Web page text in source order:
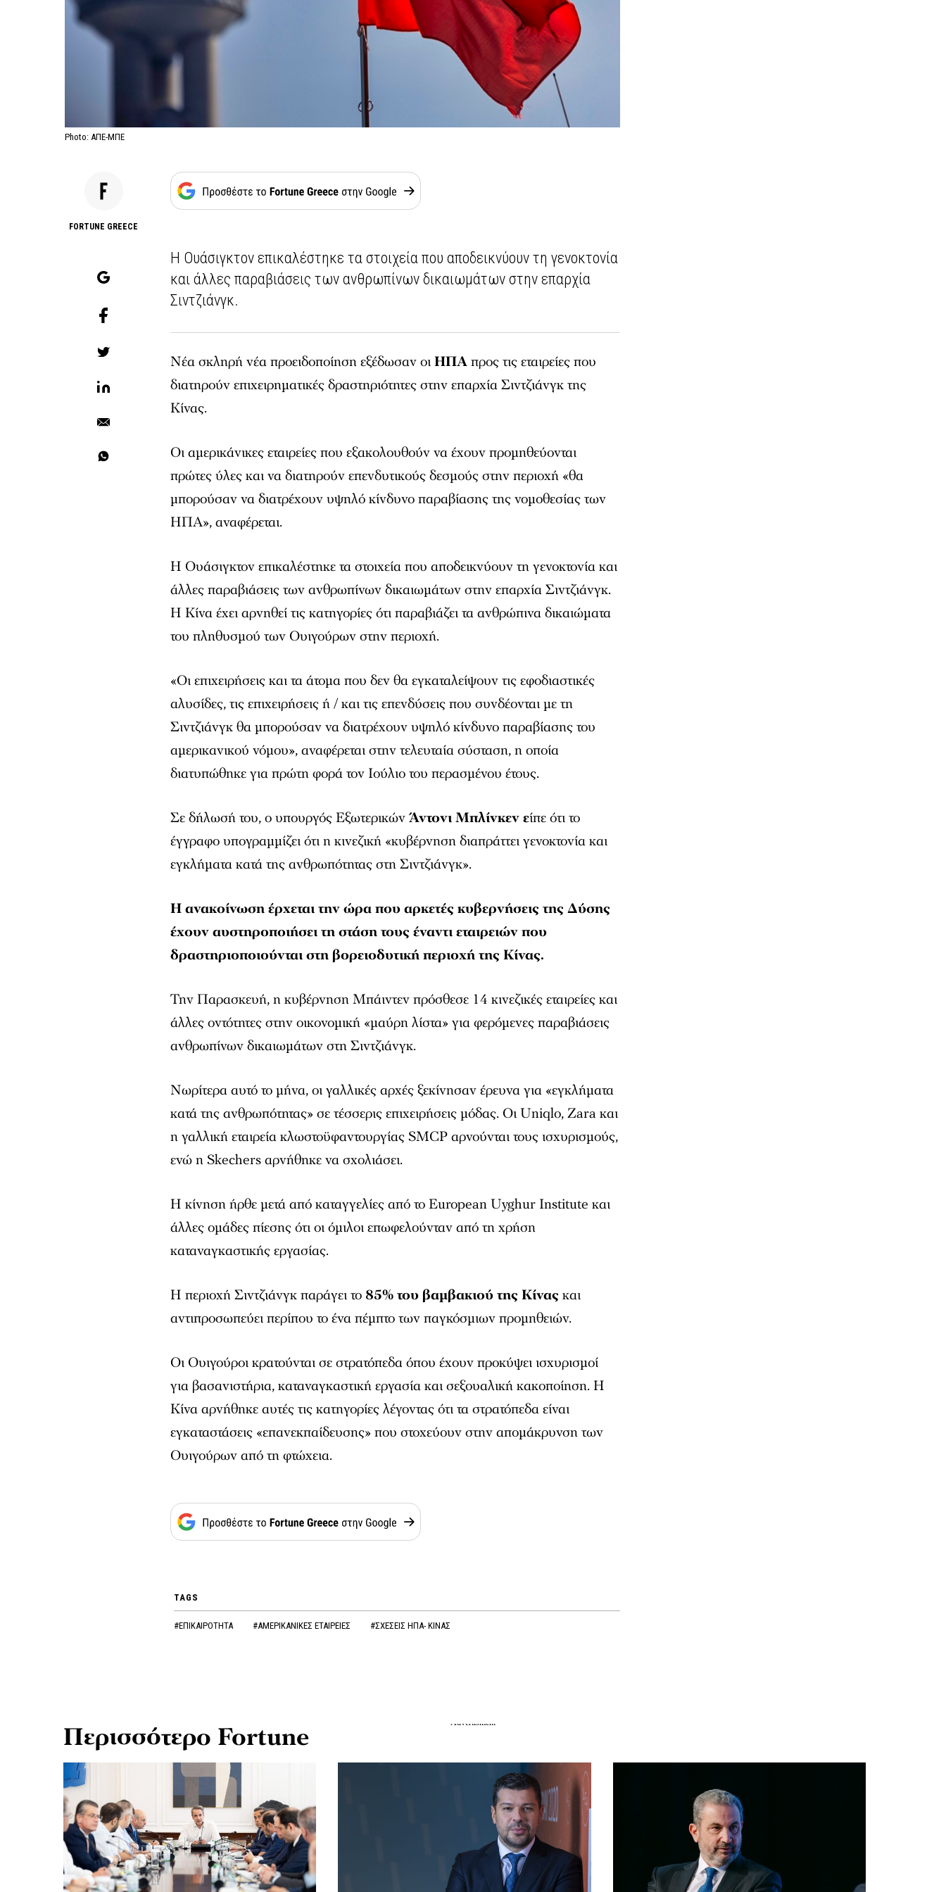
Photo: ΑΠΕ-ΜΠΕ
FORTUNE GREECE
Η Ουάσιγκτον επικαλέστηκε τα στοιχεία που αποδεικνύουν τη γενοκτονία
και άλλες παραβιάσεις των ανθρωπίνων δικαιωμάτων στην επαρχία
Σιντζιάνγκ.
Νέα σκληρή νέα προειδοποίηση εξέδωσαν οιΗΠΑπρος τις εταιρείες που
διατηρούν επιχειρηματικές δραστηριότητες στην επαρχία Σιντζιάνγκ της
Κίνας.
Οι αμερικάνικες εταιρείες που εξακολουθούν να έχουν προμηθεύονται
πρώτες ύλες και να διατηρούν επενδυτικούς δεσμούς στην περιοχή «θα
μπορούσαν να διατρέχουν υψηλό κίνδυνο παραβίασης της νομοθεσίας των
ΗΠΑ», αναφέρεται.
Η Ουάσιγκτον επικαλέστηκε τα στοιχεία που αποδεικνύουν τη γενοκτονία και
άλλες παραβιάσεις των ανθρωπίνων δικαιωμάτων στην επαρχία Σιντζιάνγκ.
Η Κίνα έχει αρνηθεί τις κατηγορίες ότι παραβιάζει τα ανθρώπινα δικαιώματα
του πληθυσμού των Ουιγούρων στην περιοχή.
«Οι επιχειρήσεις και τα άτομα που δεν θα εγκαταλείψουν τις εφοδιαστικές
αλυσίδες, τις επιχειρήσεις ή / και τις επενδύσεις που συνδέονται με τη
Σιντζιάνγκ θα μπορούσαν να διατρέχουν υψηλό κίνδυνο παραβίασης του
αμερικανικού νόμου», αναφέρεται στην τελευταία σύσταση, η οποία
διατυπώθηκε για πρώτη φορά τον Ιούλιο του περασμένου έτους.
Σε δήλωσή του, ο υπουργός ΕξωτερικώνΆντονι Μπλίνκεν είπε ότι το
έγγραφο υπογραμμίζει ότι η κινεζική «κυβέρνηση διαπράττει γενοκτονία και
εγκλήματα κατά της ανθρωπότητας στη Σιντζιάνγκ».
Η ανακοίνωση έρχεται την ώρα που αρκετές κυβερνήσεις της Δύσης
έχουν αυστηροποιήσει τη στάση τους έναντι εταιρειών που
δραστηριοποιούνται στη βορειοδυτική περιοχή της Κίνας.
Την Παρασκευή, η κυβέρνηση Μπάιντεν πρόσθεσε 14 κινεζικές εταιρείες και
άλλες οντότητες στην οικονομική «μαύρη λίστα» για φερόμενες παραβιάσεις
ανθρωπίνων δικαιωμάτων στη Σιντζιάνγκ.
Νωρίτερα αυτό το μήνα, οι γαλλικές αρχές ξεκίνησαν έρευνα για «εγκλήματα
κατά της ανθρωπότητας» σε τέσσερις επιχειρήσεις μόδας. Οι Uniqlo, Zara και
η γαλλική εταιρεία κλωστοϋφαντουργίας SMCP αρνούνται τους ισχυρισμούς,
ενώ η Skechers αρνήθηκε να σχολιάσει.
Η κίνηση ήρθε μετά από καταγγελίες από το European Uyghur Institute και
άλλες ομάδες πίεσης ότι οι όμιλοι επωφελούνταν από τη χρήση
καταναγκαστικής εργασίας.
Η περιοχή Σιντζιάνγκ παράγει το 85% του βαμβακιού της Κίνας και
αντιπροσωπεύει περίπου το ένα πέμπτο των παγκόσμιων προμηθειών.
Οι Ουιγούροι κρατούνται σε στρατόπεδα όπου έχουν προκύψει ισχυρισμοί
για βασανιστήρια, καταναγκαστική εργασία και σεξουαλική κακοποίηση. Η
Κίνα αρνήθηκε αυτές τις κατηγορίες λέγοντας ότι τα στρατόπεδα είναι
εγκαταστάσεις «επανεκπαίδευσης» που στοχεύουν στην απομάκρυνση των
Ουιγούρων από τη φτώχεια.
TAGS
#ΕΠΙΚΑΙΡΟΤΗΤΑ #ΑΜΕΡΙΚΑΝΙΚΕΣ ΕΤΑΙΡΕΙΕΣ #ΣΧΕΣΕΙΣ ΗΠΑ- ΚΙΝΑΣ
Περισσότερο Fortune